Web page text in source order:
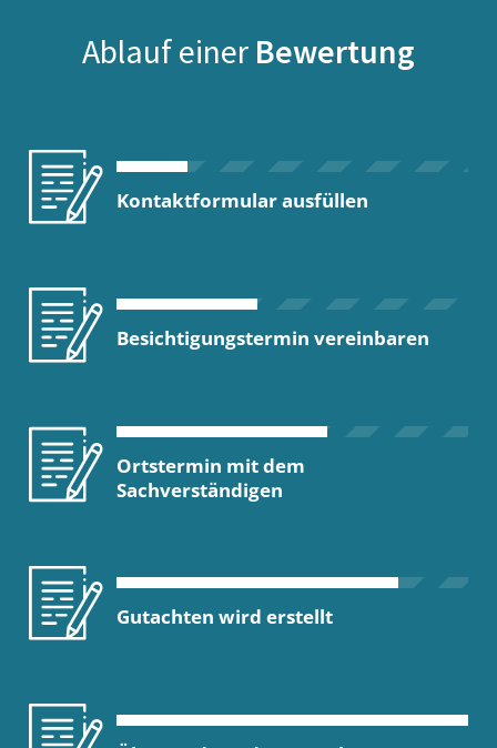
Ablauf einer Bewertung
Kontaktformular ausfüllen
Besichtigungstermin vereinbaren
Ortstermin mit dem
Sachverständigen
Gutachten wird erstellt